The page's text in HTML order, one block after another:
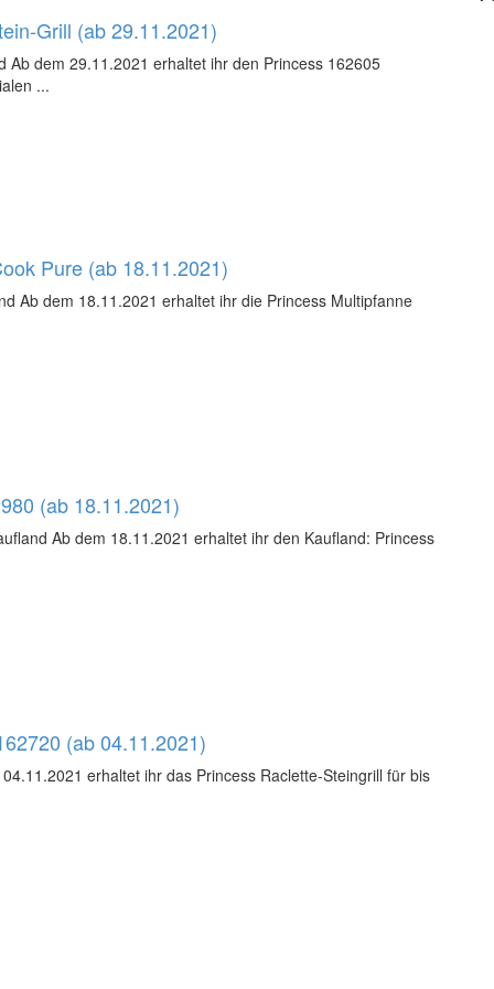
Grill (ab 29.11.2021)
Ab dem 29.11.2021 erhaltet ihr den Princess 162605
...
Pure (ab 18.11.2021)
Ab dem 18.11.2021 erhaltet ihr die Princess Multipfanne
(ab 18.11.2021)
Ab dem 18.11.2021 erhaltet ihr den Kaufland: Princess
(ab 04.11.2021)
erhaltet ihr das Princess Raclette-Steingrill für bis